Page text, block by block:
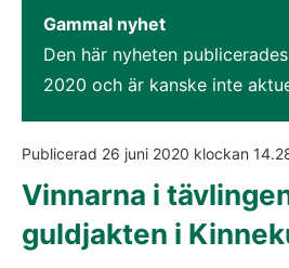
Gammal nyhet
Den här nyheten publicerades
2020 och är kanske inte
Publicerad 26 juni 2020 klockan
Vinnarna i
guldjakten i